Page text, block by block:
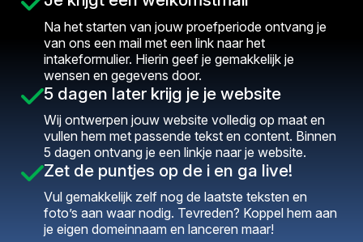
Na het starten van jouw proefperiode ontvang je
van ons een mail met een link naar het
intakeformulier. Hierin geef je gemakkelijk je
wensen en gegevens door.
5 dagen later krijg je je website
Wij ontwerpen jouw website volledig op maat en
vullen hem met passende tekst en content. Binnen
5 dagen ontvang je een linkje naar je website.
Zet de puntjes op de i en ga live!
Vul gemakkelijk zelf nog de laatste teksten en
foto’s aan waar nodig. Tevreden? Koppel hem aan
je eigen domeinnaam en lanceren maar!